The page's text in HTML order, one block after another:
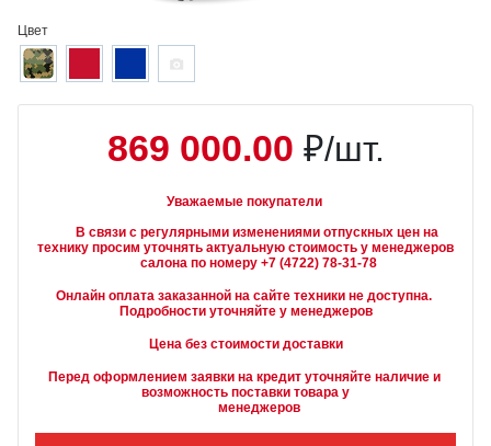
Цвет
869 000.00 ₽/шт.
Уважаемые покупатели
технику просим уточнять актуальную стоимость у менеджеров
Онлайн оплата заказанной на сайте техники не доступна.
Подробности уточняйте у менеджеров
Цена без стоимости доставки
Перед оформлением заявки на кредит уточняйте наличие и
возможность поставки товара у
        менеджеров